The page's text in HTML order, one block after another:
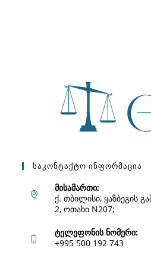
Საკონტაქტო Ინფორმაცია
მისამართი:
ქ. თბილისი, ყაზბეგის
2, ოთახი N207;
ტელეფონის ნომერი:
+995 500 192 743